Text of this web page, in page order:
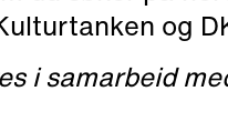
og
i samarbeid